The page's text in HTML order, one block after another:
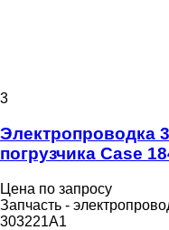
3
Электропроводка
погрузчика Case
Цена по запросу
Запчасть -
303221A1